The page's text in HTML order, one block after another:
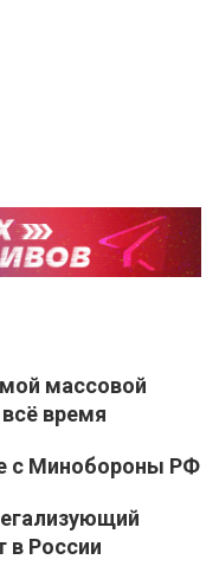
массовой
время
с Минобороны РФ
в России